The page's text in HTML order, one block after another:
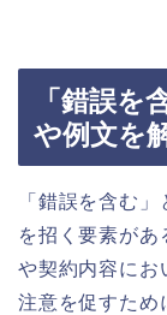
「錯誤を
や例文を
「錯誤を含む
を招く要素があ
や契約内容にお
注意を促すため